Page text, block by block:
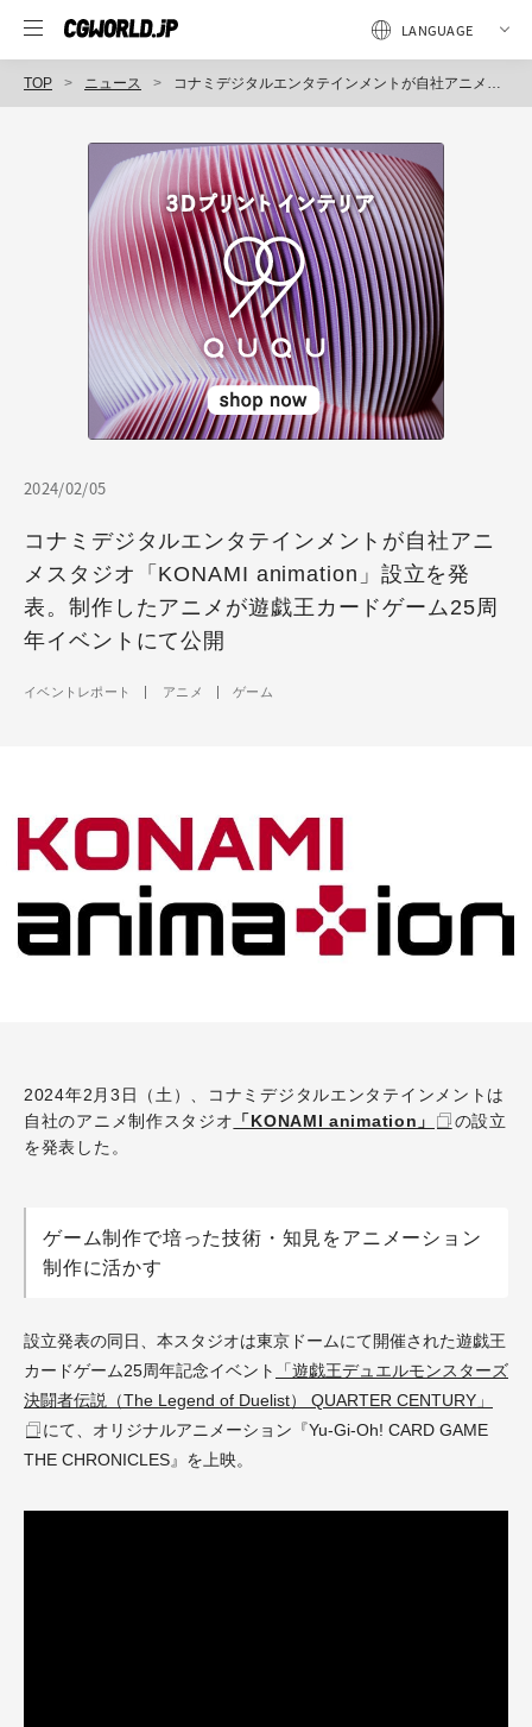
TOP ニュース コナミデジタルエンタテインメントが自社アニメスタジオ「KONAMI animation」設立を発表。制作したアニメが遊戯王カードゲーム25周年イベントにて公開
2024/02/05
コナミデジタルエンタテインメントが自社アニ
メスタジオ「KONAMI animation」設立を発
表。制作したアニメが遊戯王カードゲーム25周
年イベントにて公開
イベントレポート アニメ ゲーム
2024年2月3日（土）、コナミデジタルエンタテインメントは
自社のアニメ制作スタジオ 「KONAMI animation」
の設立
を発表した。
ゲーム制作で培った技術・知見をアニメーション
制作に活かす
設立発表の同日、本スタジオは東京ドームにて開催された遊戯王
カードゲーム25周年記念イベント
「遊戯王デュエルモンスターズ
決闘者伝説（The Legend of Duelist） QUARTER CENTURY」
にて、オリジナルアニメーション『Yu-Gi-Oh! CARD GAME
THE CHRONICLES』を上映。